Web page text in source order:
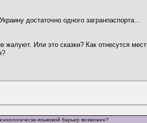
достаточно одного загранпаспорта...
жалуют. Или это сказки? Как отнесутся
языковой барьер возможен?